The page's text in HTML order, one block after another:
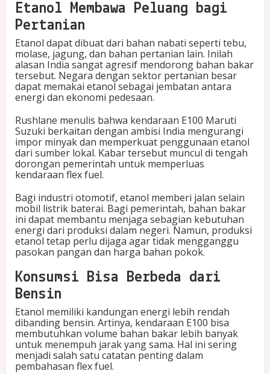
Etanol Membawa Peluang bagi
Pertanian
Etanol dapat dibuat dari bahan nabati seperti tebu,
molase, jagung, dan bahan pertanian lain. Inilah
alasan India sangat agresif mendorong bahan bakar
tersebut. Negara dengan sektor pertanian besar
dapat memakai etanol sebagai jembatan antara
energi dan ekonomi pedesaan.
Rushlane menulis bahwa kendaraan E100 Maruti
Suzuki berkaitan dengan ambisi India mengurangi
impor minyak dan memperkuat penggunaan etanol
dari sumber lokal. Kabar tersebut muncul di tengah
dorongan pemerintah untuk memperluas
kendaraan flex fuel.
Bagi industri otomotif, etanol memberi jalan selain
mobil listrik baterai. Bagi pemerintah, bahan bakar
ini dapat membantu menjaga sebagian kebutuhan
energi dari produksi dalam negeri. Namun, produksi
etanol tetap perlu dijaga agar tidak mengganggu
pasokan pangan dan harga bahan pokok.
Konsumsi Bisa Berbeda dari
Bensin
Etanol memiliki kandungan energi lebih rendah
dibanding bensin. Artinya, kendaraan E100 bisa
membutuhkan volume bahan bakar lebih banyak
untuk menempuh jarak yang sama. Hal ini sering
menjadi salah satu catatan penting dalam
pembahasan flex fuel.